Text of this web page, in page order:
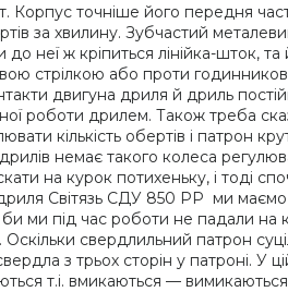
точніше його передня
за хвилину. Зубчастий
неї ж кріпиться лінійка-шток,
стрілкою або проти
двигуна дриля й дриль
роботи дрилем. Також треба
кількість обертів і патрон
немає такого колеса
на курок потихеньку, і тоді
Світязь СДУ 850 РР ми маємо
ми під час роботи не падали на
свердлильний патрон
з трьох сторін у
т.і. вмикаються —